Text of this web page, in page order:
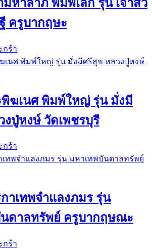
หาลาภ พิมพ์เล็ก รุ่น เจ้าสัว
ครูบากฤษะ
กร้า
ฆเนศ พิมพ์ใหญ่ รุ่น มั่งมี
งปู่หงษ์ วัดเพชรบุรี
กร้า
าเทพจำแลงภมร รุ่น
ดาลทรัพย์ ครูบากฤษณะ
กร้า